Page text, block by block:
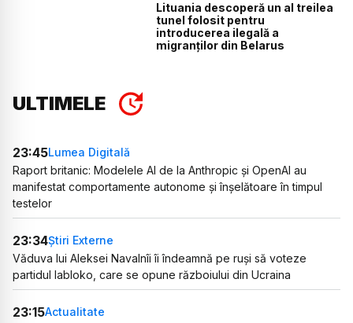
Lituania descoperă un al treilea
tunel folosit pentru
introducerea ilegală a
migranților din Belarus
ULTIMELE
23:45Lumea Digitală
Raport britanic: Modelele AI de la Anthropic și OpenAI au
manifestat comportamente autonome și înșelătoare în timpul
testelor
23:34Știri Externe
Văduva lui Aleksei Navalnîi îi îndeamnă pe ruși să voteze
partidul Iabloko, care se opune războiului din Ucraina
23:15Actualitate